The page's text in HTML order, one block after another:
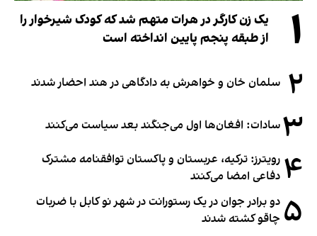
۱
یک زن کارگر در هرات متهم شد که کودک شیرخوار را
از طبقه پنجم پایین انداخته است
۲ سلمان خان و خواهرش به دادگاهی در هند احضار شدند
۳سادات: افغان‌ها اول می‌جنگند بعد سیاست می‌کنند
۴ رویترز: ترکیه، عربستان و پاکستان توافقنامه مشترک
دفاعی امضا می‌کنند
۵ دو برادر جوان در یک رستورانت در شهر نو کابل با ضربات
چاقو کشته شدند